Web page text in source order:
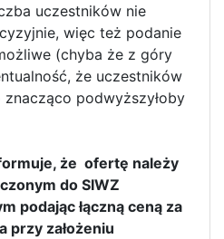
uczestników nie
więc też podanie
(chyba że z góry
że uczestników
podwyższyłoby
że ofertę należy
do SIWZ
podając łączną ceną za
przy założeniu